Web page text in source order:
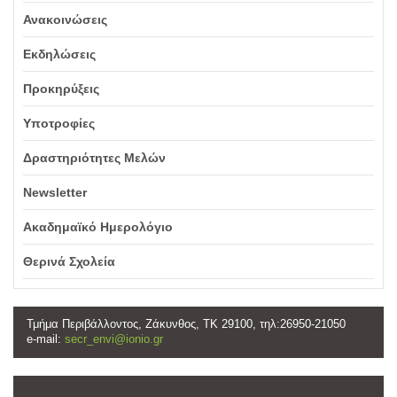
Ανακοινώσεις
Εκδηλώσεις
Προκηρύξεις
Υποτροφίες
Δραστηριότητες Μελών
Newsletter
Ακαδημαϊκό Ημερολόγιο
Θερινά Σχολεία
Τμήμα Περιβάλλοντος, Ζάκυνθος, ΤΚ 29100, τηλ:26950-21050
e-mail: secr_envi@ionio.gr